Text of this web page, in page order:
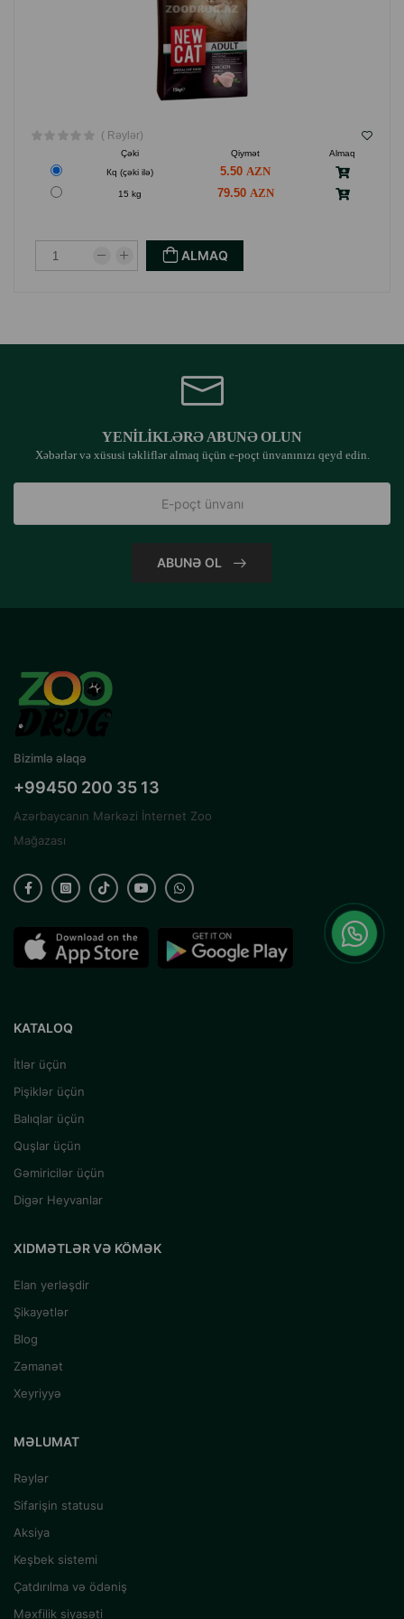
( Rəylər)
Çəki Qiymət
Almaq
Кq (çəki ilə)
5.50
15 kg 79.50
ALMAQ
YENILIKLƏRƏ ABUNƏ OLUN
Xəbərlər və xüsusi təkliflər almaq üçün e-poçt ünvanınızı qeyd edin.
ABUNƏ OL
Bizimlə əlaqə
+99450 200 35 13
Azərbaycanın Mərkəzi İnternet Zoo
Mağazası
KATALOQ
İtlər üçün
Pişiklər üçün
Balıqlar üçün
Quşlar üçün
Gəmiricilər üçün
Digər Heyvanlar
XIDMƏTLƏR VƏ KÖMƏK
Elan yerləşdir
Şikayətlər
Blog
Zəmanət
Xeyriyyə
MƏLUMAT
Rəylər
Sifarişin statusu
Aksiya
Keşbek sistemi
Çatdırılma və ödəniş
Məxfilik siyasəti